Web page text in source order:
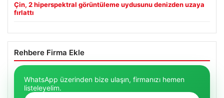
Çin, 2 hiperspektral görüntüleme uydusunu denizden uzaya
fırlattı
Rehbere Firma Ekle
WhatsApp üzerinden bize ulaşın, firmanızı hemen
listeleyelim.